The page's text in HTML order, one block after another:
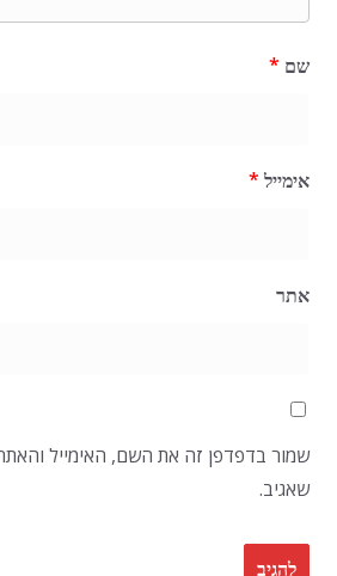
שם *
אימייל *
אתר
שמור בדפדפן זה את השם, האימייל
שאגיב.